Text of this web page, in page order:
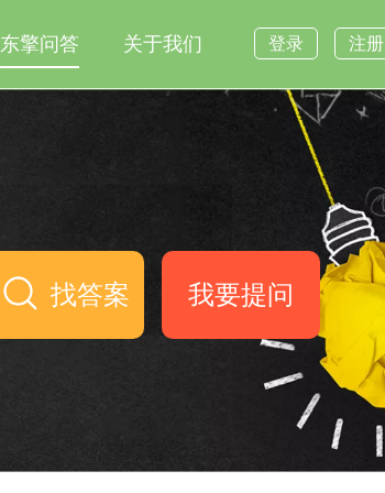
东擎问答 关于我们 登录 注册
找答案 我要提问